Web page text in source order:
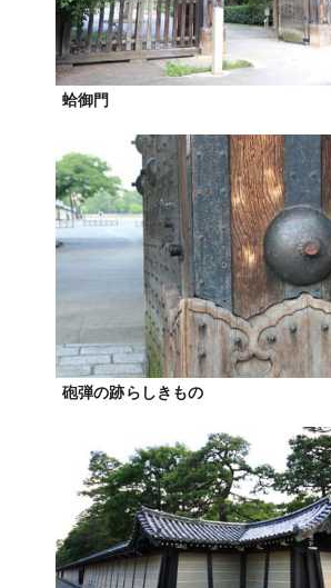
蛤御門
砲弾の跡らしきもの